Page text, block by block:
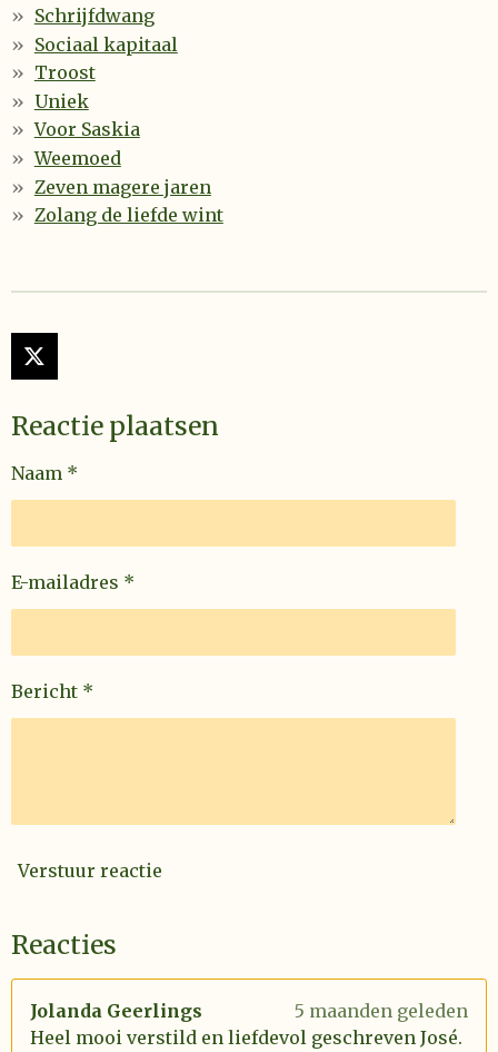
Schrijfdwang
Sociaal kapitaal
Troost
Uniek
Voor Saskia
Weemoed
Zeven magere jaren
Zolang de liefde wint
X
Reactie plaatsen
Naam *
E-mailadres *
Bericht *
Verstuur reactie
Reacties
Jolanda Geerlings
5 maanden geleden
Heel mooi verstild en liefdevol geschreven José.